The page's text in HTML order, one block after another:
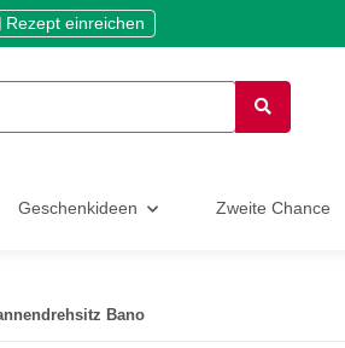
Rezept einreichen
Geschenkideen Zweite Chance
Bano